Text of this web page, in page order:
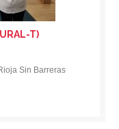
T)
Sin Barreras